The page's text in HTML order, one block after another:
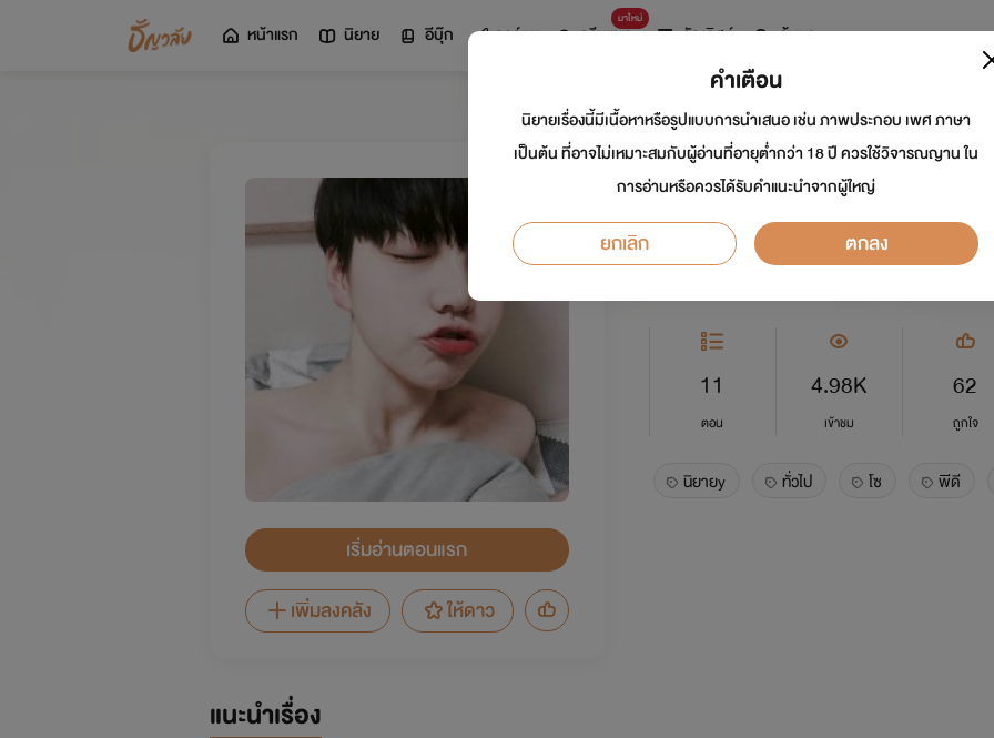
หน้าแรก นิยาย อีบุ๊ก การ์ตูน
มาใหม่
ดรีมแชท ธัญลิสต์ ค้นหา
เริ่มอ่านตอนแรก
เพิ่มลงคลัง
ให้ดาว
ตามหาใจนายเย็นชา
นักเขียน:paiyada
Y
11
ตอน
4.98K
เข้าชม
62
ถูกใจ
นิยายy ทั่วไป โซ พีดี
แนะนำเรื่อง
คำเตือน
นิยายเรื่องนี้มีเนื้อหาหรือรูปแบบการนำเสนอ เช่น ภาพประกอบ เพศ ภาษา
เป็นต้น ที่อาจไม่เหมาะสมกับผู้อ่านที่อายุต่ำกว่า 18 ปี ควรใช้วิจารณญาน ใน
การอ่านหรือควรได้รับคำแนะนำจากผู้ใหญ่
ยกเลิก ตกลง